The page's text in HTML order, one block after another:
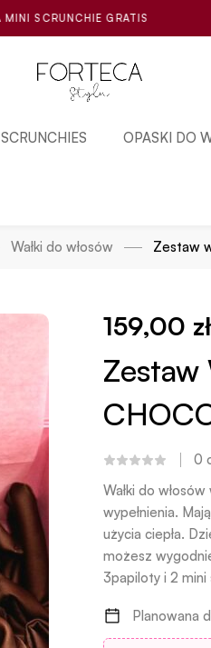
PRZY ZAKUPIE ZA MIN.
SCRUNCHIES OPASKI DO
Wałki do włosów Zestaw
159,00 zł
Zestaw
0
Wałki do
wypełnienia.
użycia ciepła.
możesz
3papiloty i 2 mini
Planowana